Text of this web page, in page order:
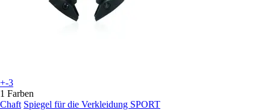
+-3
1 Farben
Chaft Spiegel für die Verkleidung SPORT